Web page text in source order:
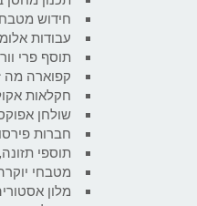
חידוש
עבודות
תוסף פרי
קפוארה מה
חקלאות
שולחן
חברות
תוספי
מטבחי
מלון